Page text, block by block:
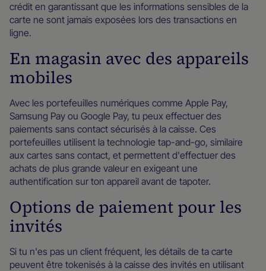
crédit en garantissant que les informations sensibles de la
carte ne sont jamais exposées lors des transactions en
ligne.
En magasin avec des appareils
mobiles
Avec les portefeuilles numériques comme Apple Pay,
Samsung Pay ou Google Pay, tu peux effectuer des
paiements sans contact sécurisés à la caisse. Ces
portefeuilles utilisent la technologie tap-and-go, similaire
aux cartes sans contact, et permettent d'effectuer des
achats de plus grande valeur en exigeant une
authentification sur ton appareil avant de tapoter.
Options de paiement pour les
invités
Si tu n'es pas un client fréquent, les détails de ta carte
peuvent être tokenisés à la caisse des invités en utilisant